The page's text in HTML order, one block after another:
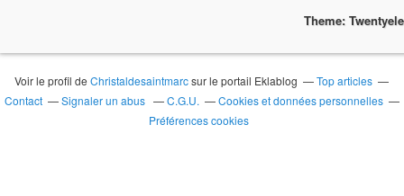
Theme:
Voir le profil deChristaldesaintmarcsur le portail Eklablog
Top articles
Contact
Signaler un abus C.G.U.
Cookies et données personnelles
Préférences cookies